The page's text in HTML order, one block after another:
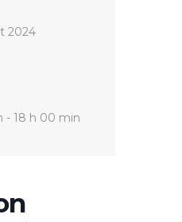
2024
- 18 h 00 min